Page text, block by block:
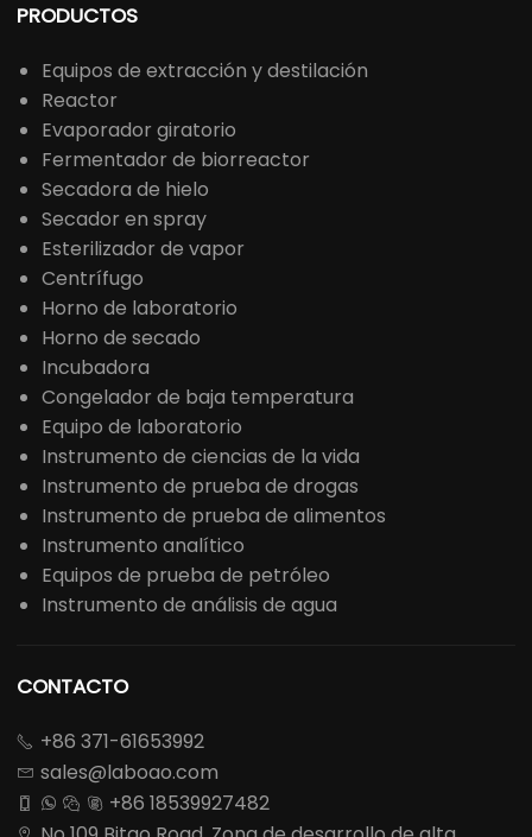
PRODUCTOS
Equipos de extracción y destilación
Reactor
Evaporador giratorio
Fermentador de biorreactor
Secadora de hielo
Secador en spray
Esterilizador de vapor
Centrífugo
Horno de laboratorio
Horno de secado
Incubadora
Congelador de baja temperatura
Equipo de laboratorio
Instrumento de ciencias de la vida
Instrumento de prueba de drogas
Instrumento de prueba de alimentos
Instrumento analítico
Equipos de prueba de petróleo
Instrumento de análisis de agua
CONTACTO
 +86 371-61653992
 sales@laboao.com
    +86 18539927482